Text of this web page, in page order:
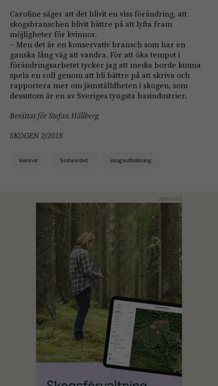
Caroline säger att det blivit en viss förändring, att
skogsbranschen blivit bättre på att lyfta fram
möjligheter för kvinnor.
– Men det är en konservativ bransch som har en
ganska lång väg att vandra. För att öka tempot i
förändringsarbetet tycker jag att media borde kunna
spela en roll genom att bli bättre på att skriva och
rapportera mer om jämställdheten i skogen, som
dessutom är en av Sveriges tyngsta basindustrier.
Berättat för Stefan Hällberg
SKOGEN 2/2018
kvinnor Sista ordet skogsutbildning